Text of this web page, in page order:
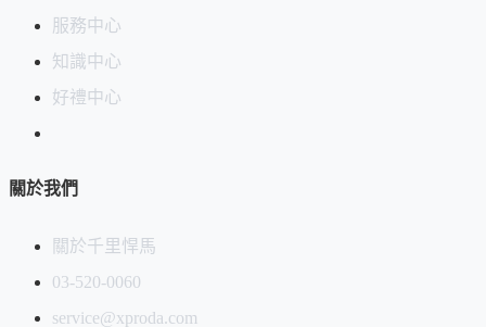
服務中心
知識中心
好禮中心
關於我們
關於千里悍馬
03-520-0060
service@xproda.com